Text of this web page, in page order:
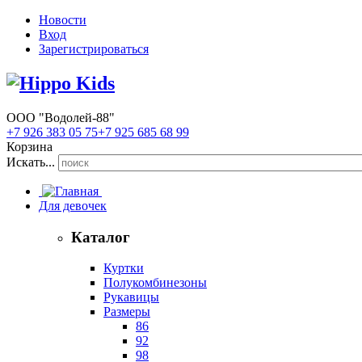
Новости
Вход
Зарегистрироваться
ООО "Водолей-88"
+7 926 383 05 75+7 925 685 68 99
Корзина
Искать...
Для девочек
Каталог
Куртки
Полукомбинезоны
Рукавицы
Размеры
86
92
98